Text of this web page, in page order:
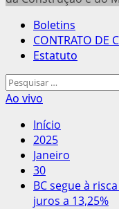
Menu
principal
Boletins
CONTRATO DE
Estatuto
Pesquisar
por:
Ao vivo
Início
2025
Janeiro
30
BC segue à
juros a 13,25%